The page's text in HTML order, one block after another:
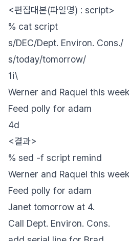
<편집대본(파일명) : script>
% cat script
s/DEC/Dept. Environ. Cons./
s/today/tomorrow/
1i\
Werner and Raquel this
Feed polly for adam
4d
<결과>
% sed -f script remind
Werner and Raquel this
Feed polly for adam
Janet tomorrow at 4.
Call Dept. Environ. Cons.